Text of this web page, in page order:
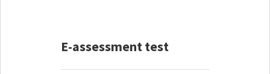
E-assessment test